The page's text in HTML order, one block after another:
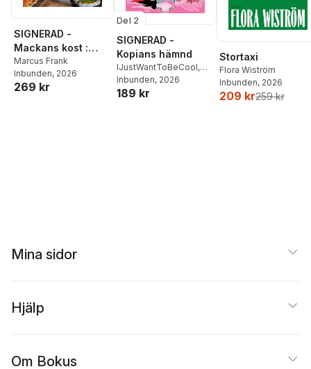
SIGNERAD -
Mackans kost :
Middagar och
matlådor
Marcus Frank
Inbunden, 2026
269 kr
Del 2
SIGNERAD -
Kopians hämnd
IJustWantToBeCool,
Joel Adolphson
Ejdemo Beer
Inbunden, 2026
189 kr
Stortaxi
Flora Wiström
Inbunden, 2026
209 kr259 kr
Mina sidor
Hjälp
Om Bokus